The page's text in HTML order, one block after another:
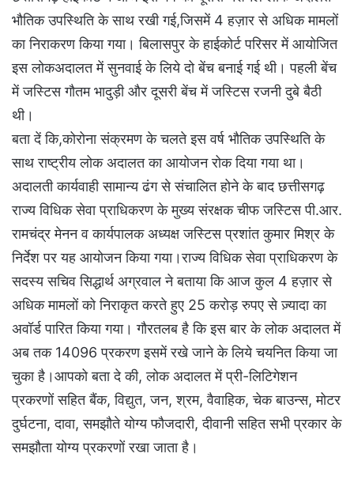
भौतिक उपस्थिति के साथ रखी गई,जिसमें 4 हज़ार से अधिक मामलों
का निराकरण किया गया। बिलासपुर के हाईकोर्ट परिसर में आयोजित
इस लोकअदालत में सुनवाई के लिये दो बेंच बनाई गई थी। पहली बेंच
में जस्टिस गौतम भादुड़ी और दूसरी बेंच में जस्टिस रजनी दुबे बैठी
थी।
बता दें कि,कोरोना संक्रमण के चलते इस वर्ष भौतिक उपस्थिति के
साथ राष्ट्रीय लोक अदालत का आयोजन रोक दिया गया था।
अदालती कार्यवाही सामान्य ढंग से संचालित होने के बाद छत्तीसगढ़
राज्य विधिक सेवा प्राधिकरण के मुख्य संरक्षक चीफ जस्टिस पी.आर.
रामचंद्र मेनन व कार्यपालक अध्यक्ष जस्टिस प्रशांत कुमार मिश्र के
निर्देश पर यह आयोजन किया गया।राज्य विधिक सेवा प्राधिकरण के
सदस्य सचिव सिद्धार्थ अग्रवाल ने बताया कि आज कुल 4 हज़ार से
अधिक मामलों को निराकृत करते हुए 25 करोड़ रुपए से ज़्यादा का
अवॉर्ड पारित किया गया। गौरतलब है कि इस बार के लोक अदालत में
अब तक 14096 प्रकरण इसमें रखे जाने के लिये चयनित किया जा
चुका है।आपको बता दे की, लोक अदालत में प्री-लिटिगेशन
प्रकरणों सहित बैंक, विद्युत, जन, श्रम, वैवाहिक, चेक बाउन्स, मोटर
दुर्घटना, दावा, समझौते योग्य फौजदारी, दीवानी सहित सभी प्रकार के
समझौता योग्य प्रकरणों रखा जाता है।